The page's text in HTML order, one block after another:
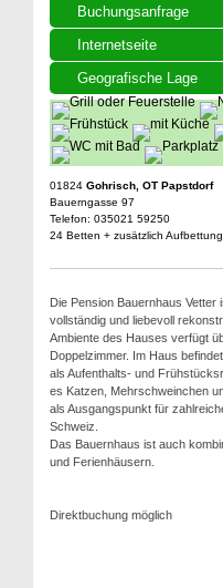
Buchungsanfrage
Internetseite
Geografische Lage
01824 Gohrisch, OT Papstdorf
Bauerngasse 97
Telefon: 035021 59250
24 Betten + zusätzlich Aufbettung
Die Pension Bauernhaus Vetter
vollständig und liebevoll
Ambiente des Hauses verfügt
Doppelzimmer. Im Haus
als Aufenthalts- und
es Katzen, Mehrschweinchen
als Ausgangspunkt für
Schweiz.
Das Bauernhaus ist auch
und Ferienhäusern.
Direktbuchung möglich